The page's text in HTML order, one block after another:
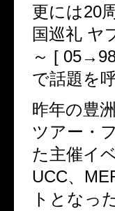
更には20
国巡礼 ヤ
～ [
で話題を
昨年の豊
ツアー・
た主催イ
UCC、
トとなっ